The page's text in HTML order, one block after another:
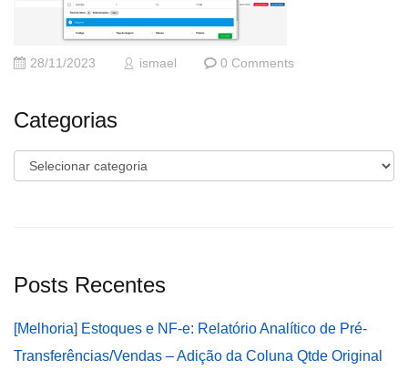
28/11/2023 ismael 0 Comments
Categorias
Categorias
Posts Recentes
[Melhoria] Estoques e NF-e: Relatório Analítico de Pré-
Transferências/Vendas – Adição da Coluna Qtde Original